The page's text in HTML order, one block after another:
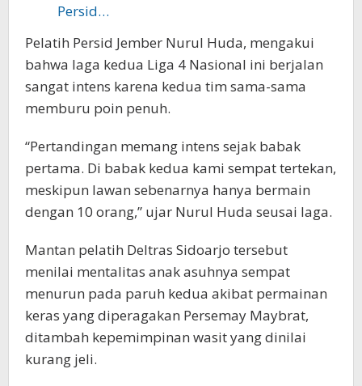
Persid…
Pelatih Persid Jember Nurul Huda, mengakui
bahwa laga kedua Liga 4 Nasional ini berjalan
sangat intens karena kedua tim sama-sama
memburu poin penuh.
“Pertandingan memang intens sejak babak
pertama. Di babak kedua kami sempat tertekan,
meskipun lawan sebenarnya hanya bermain
dengan 10 orang,” ujar Nurul Huda seusai laga.
Mantan pelatih Deltras Sidoarjo tersebut
menilai mentalitas anak asuhnya sempat
menurun pada paruh kedua akibat permainan
keras yang diperagakan Persemay Maybrat,
ditambah kepemimpinan wasit yang dinilai
kurang jeli.